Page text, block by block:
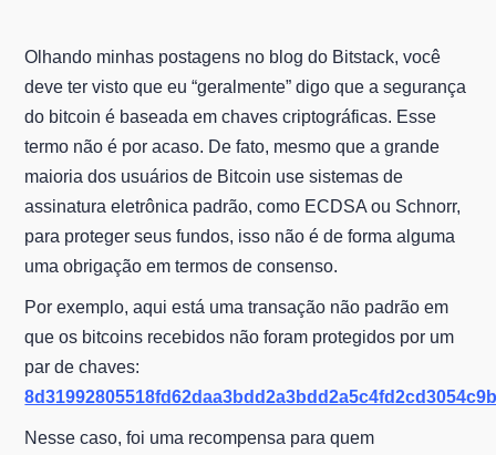
Olhando minhas postagens no blog do Bitstack, você
deve ter visto que eu “geralmente” digo que a segurança
do bitcoin é baseada em chaves criptográficas. Esse
termo não é por acaso. De fato, mesmo que a grande
maioria dos usuários de Bitcoin use sistemas de
assinatura eletrônica padrão, como ECDSA ou Schnorr,
para proteger seus fundos, isso não é de forma alguma
uma obrigação em termos de consenso.
Por exemplo, aqui está uma transação não padrão em
que os bitcoins recebidos não foram protegidos por um
par de chaves:
Nesse caso, foi uma recompensa para quem